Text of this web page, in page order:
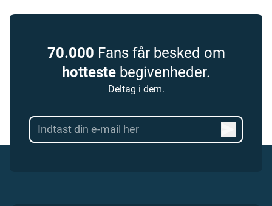
70.000 Fans får besked om
hotteste begivenheder.
Deltag i dem.